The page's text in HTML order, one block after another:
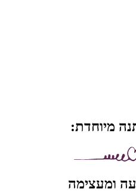
מיוחדת:
ומעצימה